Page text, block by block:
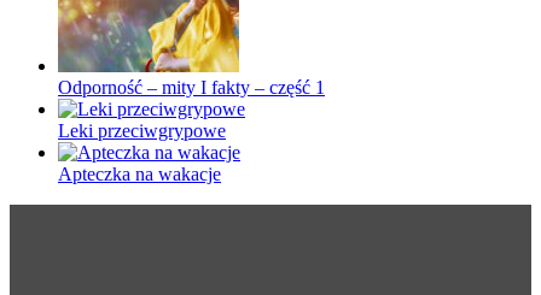
Odporność – mity I fakty – część 1
Leki przeciwgrypowe
Apteczka na wakacje